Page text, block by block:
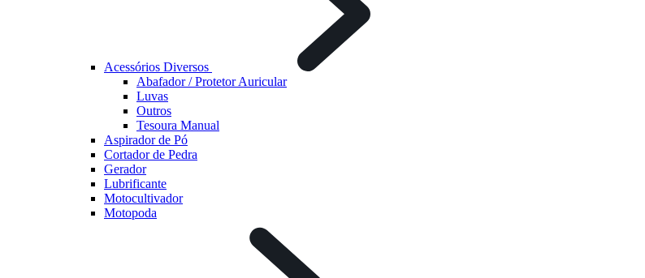
Acessórios Diversos
Abafador / Protetor Auricular
Luvas
Outros
Tesoura Manual
Aspirador de Pó
Cortador de Pedra
Gerador
Lubrificante
Motocultivador
Motopoda